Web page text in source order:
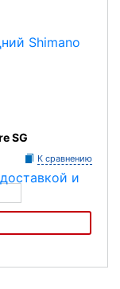
SG
К сравнению